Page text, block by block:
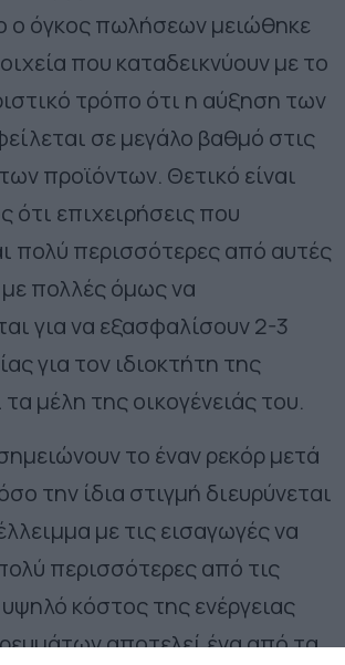
ο όγκος πωλήσεων μειώθηκε
που καταδεικνύουν με το
τρόπο ότι η αύξηση των
σε μεγάλο βαθμό στις
προϊόντων. Θετικό είναι
ότι επιχειρήσεις που
πολύ περισσότερες από αυτές
πολλές όμως να
για να εξασφαλίσουν 2-3
για τον ιδιοκτήτη της
τα μέλη της οικογένειάς του.
το έναν ρεκόρ μετά
την ίδια στιγμή διευρύνεται
με τις εισαγωγές να
περισσότερες από τις
κόστος της ενέργειας
αποτελεί ένα από τα